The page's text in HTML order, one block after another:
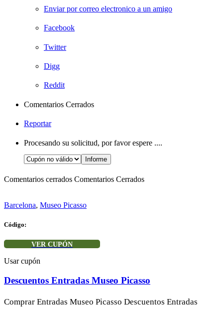
Enviar por correo electronico a un amigo
Facebook
Twitter
Digg
Reddit
Comentarios Cerrados
Reportar
Procesando su solicitud, por favor espere ....
Comentarios cerrados Comentarios Cerrados
Barcelona, Museo Picasso
Código:
VER CUPÓN
Usar cupón
Descuentos Entradas Museo Picasso
Comprar Entradas Museo Picasso Descuentos Entradas